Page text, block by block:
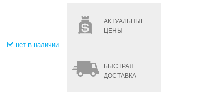
нет в наличии
АКТУАЛЬНЫЕ
ЦЕНЫ
БЫСТРАЯ
ДОСТАВКА